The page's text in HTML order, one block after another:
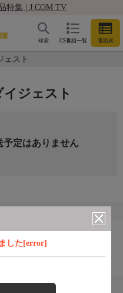
特集 | J:COM TV
CS番組一覧 番組表
検索
ェスト
した[error]
イジェスト
予定はありません